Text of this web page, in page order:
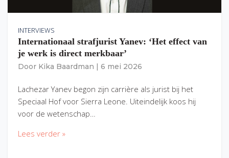
INTERVIEWS
Internationaal strafjurist Yanev: ‘Het effect van
je werk is direct merkbaar’
Door Kika Baardman 6 mei 2026
Lachezar Yanev begon zijn carrière als jurist bij het
Speciaal Hof voor Sierra Leone. Uiteindelijk koos hij
voor de wetenschap…
Lees verder »